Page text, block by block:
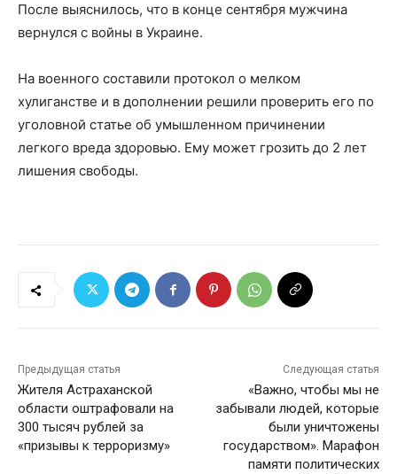
После выяснилось, что в конце сентября мужчина
вернулся с войны в Украине.
На военного составили протокол о мелком
хулиганстве и в дополнении решили проверить его по
уголовной статье об умышленном причинении
легкого вреда здоровью. Ему может грозить до 2 лет
лишения свободы.
Предыдущая статья
Жителя Астраханской
области оштрафовали на
300 тысяч рублей за
«призывы к терроризму»
Следующая статья
«Важно, чтобы мы не
забывали людей, которые
были уничтожены
государством». Марафон
памяти политических